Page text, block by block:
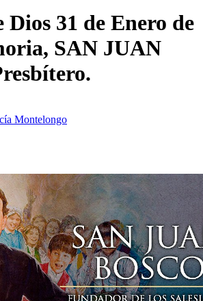
Dios 31 de Enero de
SAN JUAN
Montelongo